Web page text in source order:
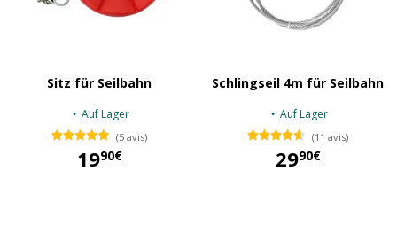
Sitz für Seilbahn
Auf Lager
(5 avis)
1990€
Schlingseil 4m für Seilbahn
Auf Lager
(11 avis)
2990€